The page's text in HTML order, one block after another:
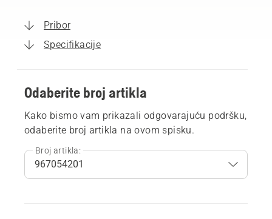
Pribor
Specifikacije
Odaberite broj artikla
Kako bismo vam prikazali odgovarajuću podršku,
odaberite broj artikla na ovom spisku.
Broj artikla: